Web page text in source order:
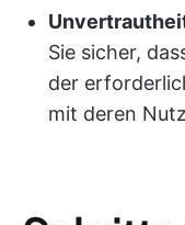
Sie sicher,
der
mit deren